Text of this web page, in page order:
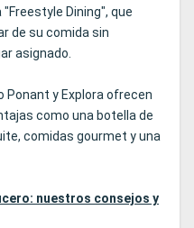
Dining", que
de su comida sin
asignado.
Ponant y Explora ofrecen
como una botella de
comidas gourmet y una
nuestros consejos y